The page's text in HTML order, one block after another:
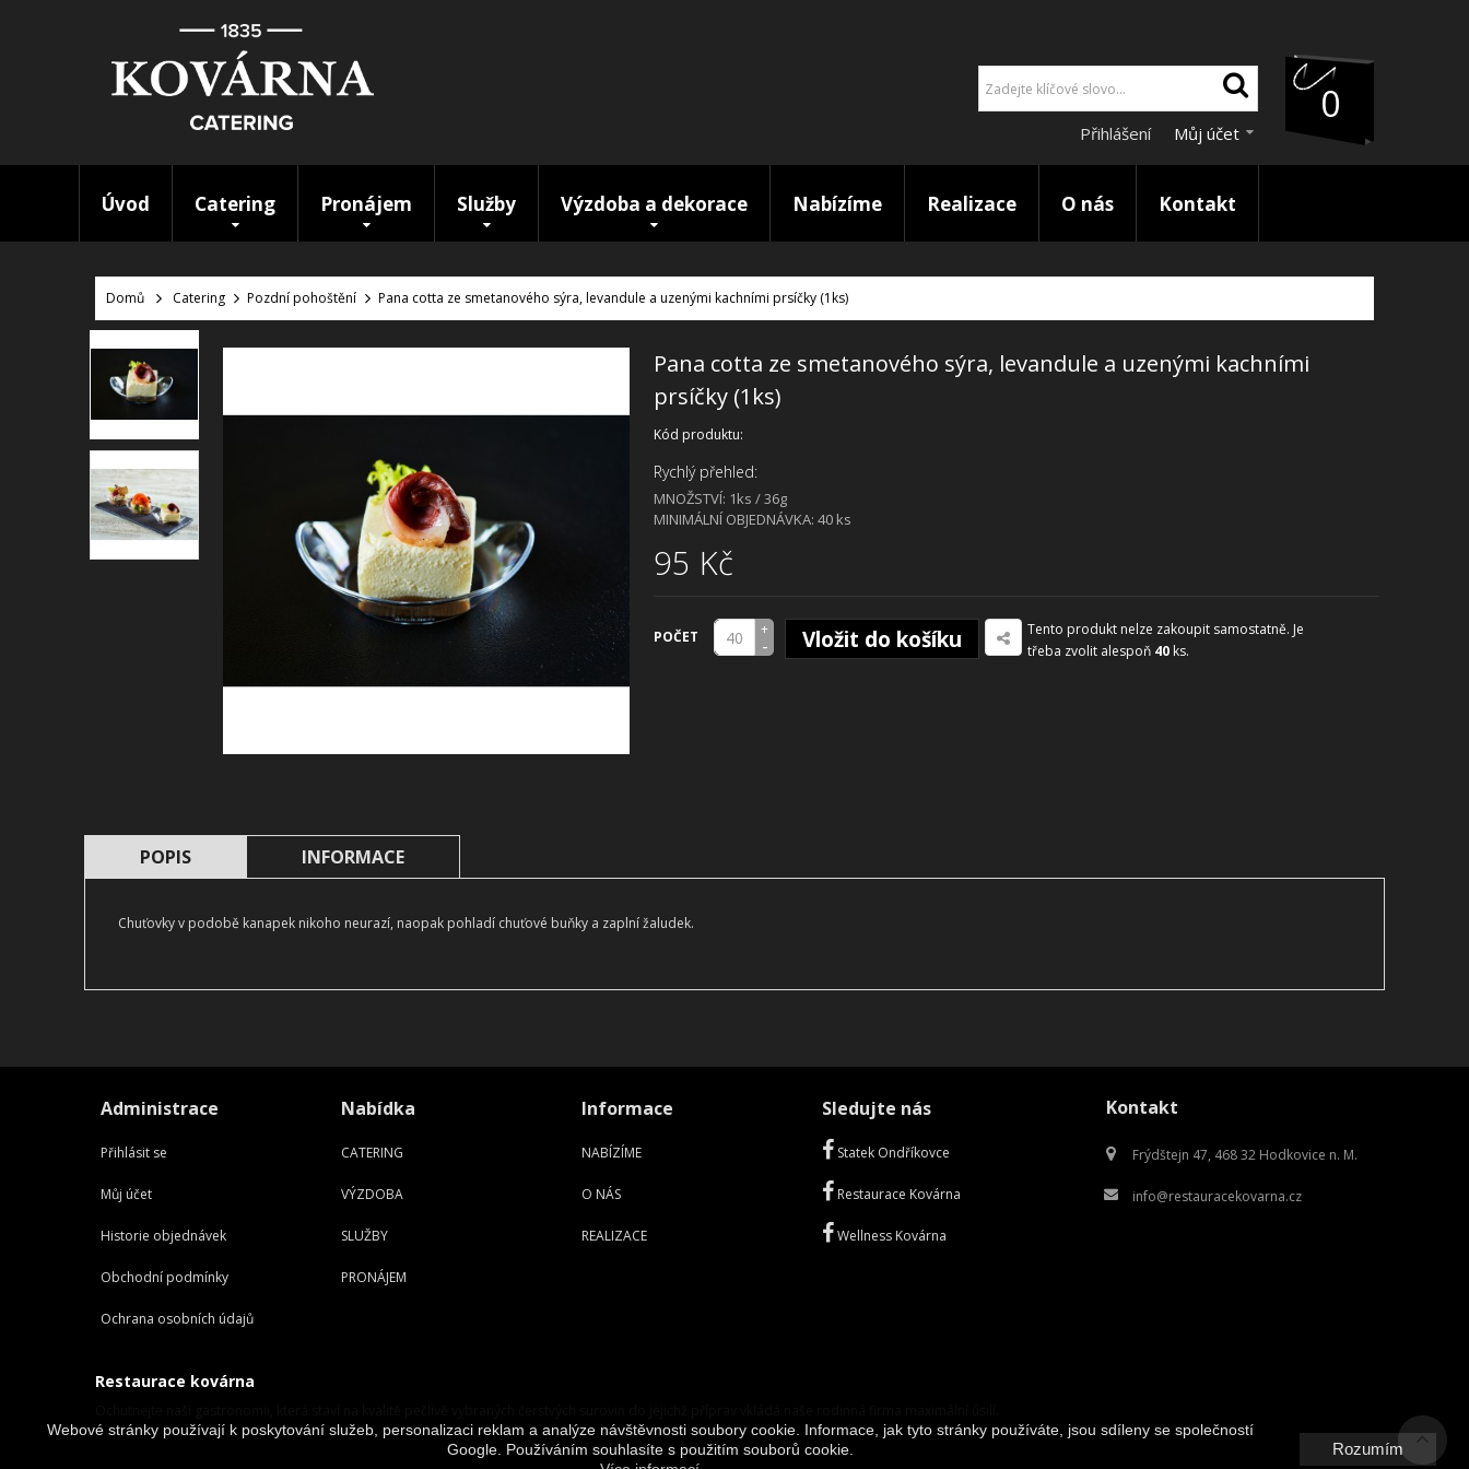
0
Přihlášení Můj účet
Úvod Catering Pronájem Služby Výzdoba a dekorace Nabízíme Realizace O nás Kontakt
Domů Catering Pozdní pohoštění Pana cotta ze smetanového sýra, levandule a uzenými kachními prsíčky (1ks)
Pana cotta ze smetanového sýra, levandule a uzenými kachními
prsíčky (1ks)
Kód produktu:
Rychlý přehled:
MNOŽSTVÍ: 1ks / 36g
MINIMÁLNÍ OBJEDNÁVKA: 40 ks
95 Kč
POČET +
- Vložit do košíku
Tento produkt nelze zakoupit samostatně. Je
třeba zvolit alespoň 40 ks.
POPIS INFORMACE
Chuťovky v podobě kanapek nikoho neurazí, naopak pohladí chuťové buňky a zaplní žaludek.
Administrace
Přihlásit se
Můj účet
Historie objednávek
Obchodní podmínky
Ochrana osobních údajů
Nabídka
CATERING
VÝZDOBA
SLUŽBY
PRONÁJEM
Informace
NABÍZÍME
O NÁS
REALIZACE
Sledujte nás
Statek Ondříkovce
Restaurace Kovárna
Wellness Kovárna
Kontakt
Frýdštejn 47, 468 32 Hodkovice n. M.
info@restauracekovarna.cz
Webové stránky používají k poskytování služeb, personalizaci reklam a analýze návštěvnosti soubory cookie. Informace, jak tyto stránky používáte, jsou sdíleny se společností
Google. Používáním souhlasíte s použitím souborů cookie.
Rozumím
Restaurace kovárna